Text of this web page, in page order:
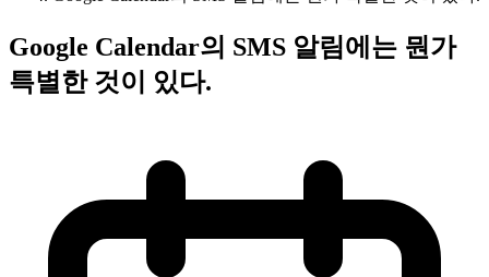
Google Calendar의 SMS 알림에는 뭔가
특별한 것이 있다.